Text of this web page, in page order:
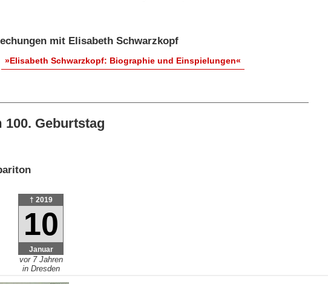
mit Elisabeth Schwarzkopf
»Elisabeth Schwarzkopf: Biographie und Einspielungen«
100. Geburtstag
† 2019
10
Januar
vor 7 Jahren
in Dresden